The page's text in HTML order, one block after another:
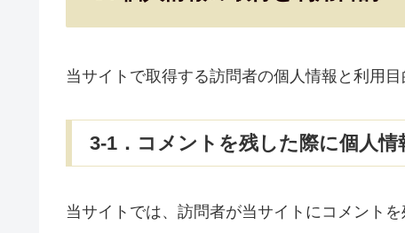
当サイトで取得する訪問者の個人情報と利用目
3-1．コメントを残した際に個人情
当サイトでは、訪問者が当サイトにコメント